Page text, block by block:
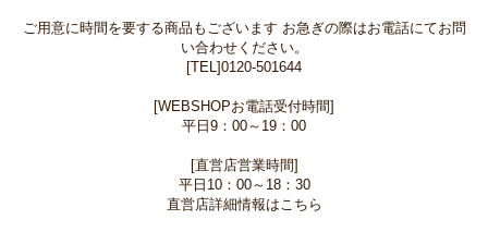
ご用意に時間を要する商品もございます お急ぎの際はお電話にてお問
い合わせください。
[TEL]0120-501644
[WEBSHOPお電話受付時間]
平日9：00～19：00
[直営店営業時間]
平日10：00～18：30
直営店詳細情報はこちら